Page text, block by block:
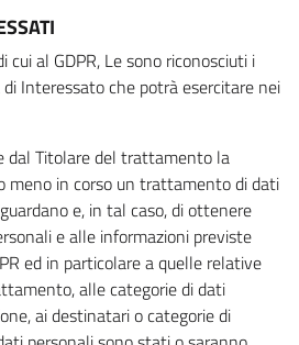
al GDPR, Le sono riconosciuti i
Interessato che potrà esercitare nei
dal Titolare del trattamento la
meno in corso un trattamento di dati
e, in tal caso, di ottenere
e alle informazioni previste
ed in particolare a quelle relative
alle categorie di dati
ai destinatari o categorie di